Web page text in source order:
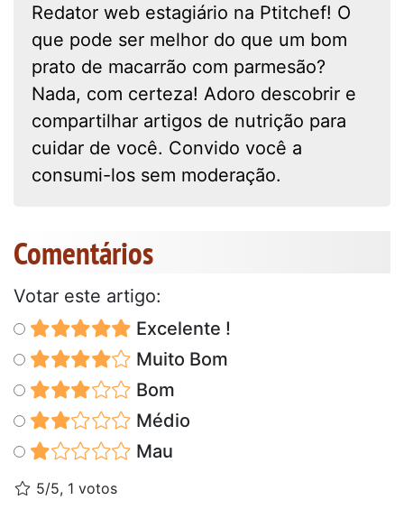
Redator web estagiário na Ptitchef! O
que pode ser melhor do que um bom
prato de macarrão com parmesão?
Nada, com certeza! Adoro descobrir e
compartilhar artigos de nutrição para
cuidar de você. Convido você a
consumi-los sem moderação.
Comentários
Votar este artigo:
Excelente !
Muito Bom
Bom
Médio
Mau
5/5, 1 votos